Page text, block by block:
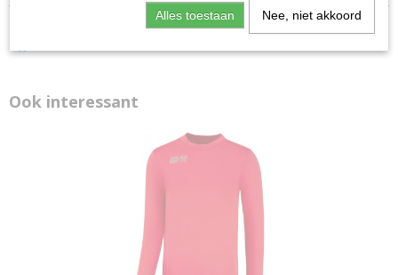
Ook interessant
Alles toestaan Nee, niet akkoord